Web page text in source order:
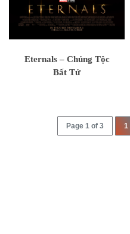
Eternals – Chủng Tộc
Bất Tử
Page 1 of 3 1